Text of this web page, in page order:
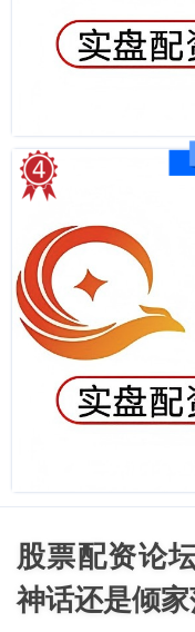
股票配资论
神话还是倾家